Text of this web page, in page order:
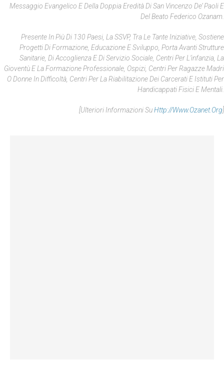
Messaggio Evangelico E Della Doppia Eredità Di San Vincenzo De’ Paoli E
Del Beato Federico Ozanam.
Presente In Più Di 130 Paesi, La SSVP, Tra Le Tante Iniziative, Sostiene
Progetti Di Formazione, Educazione E Sviluppo, Porta Avanti Strutture
Sanitarie, Di Accoglienza E Di Servizio Sociale, Centri Per L’infanzia, La
Gioventù E La Formazione Professionale, Ospizi, Centri Per Ragazze Madri
O Donne In Difficoltà, Centri Per La Riabilitazione Dei Carcerati E Istituti Per
Handicappati Fisici E Mentali.
[Ulteriori Informazioni SuHttp://www.ozanet.org]